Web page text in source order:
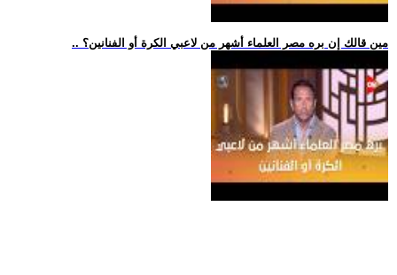
.. مين قالك إن بره مصر العلماء أشهر من لاعبي الكرة أو الفنانين؟